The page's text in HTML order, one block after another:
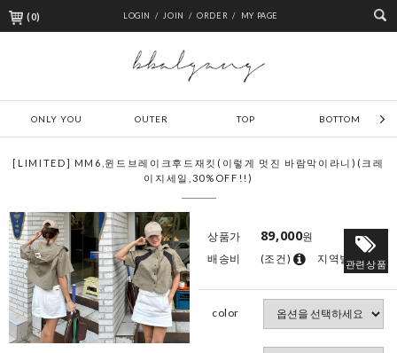
(0) LOGIN / JOIN / ORDER / MY PAGE
ONLY YOU OUTER TOP BOTTOM
[LIMITED] MM6,윈드브레이크후드재킷(이렇게 멋진 바람막이라니)(크레
이지세일,30%OFF!!)
상품가 89,000원
배송비
(조건) 지역별관련상품
color